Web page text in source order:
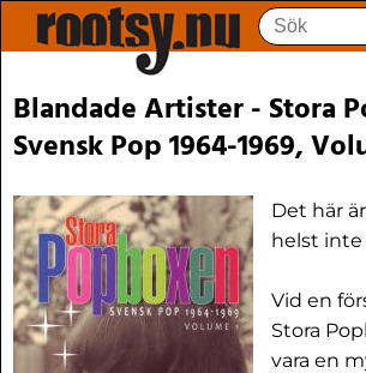
Blandade Artister - Stora
Svensk Pop 1964-1969,
Det här
helst inte
Vid en
Stora
vara en